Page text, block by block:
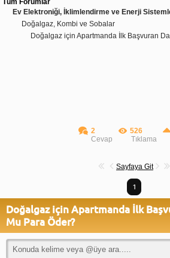
Ev Elektroniği, İklimlendirme ve Enerji
Doğalgaz, Kombi ve Sobalar
Doğalgaz için Apartmanda İlk Başvuran
2
Cevap
526
Tıklama
Sayfaya Git
1
Doğalgaz için Apartmanda İlk
Mu Para Öder?